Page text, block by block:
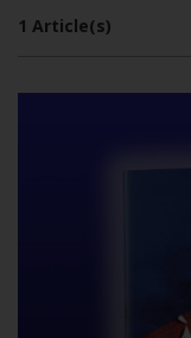
1 Article(s)